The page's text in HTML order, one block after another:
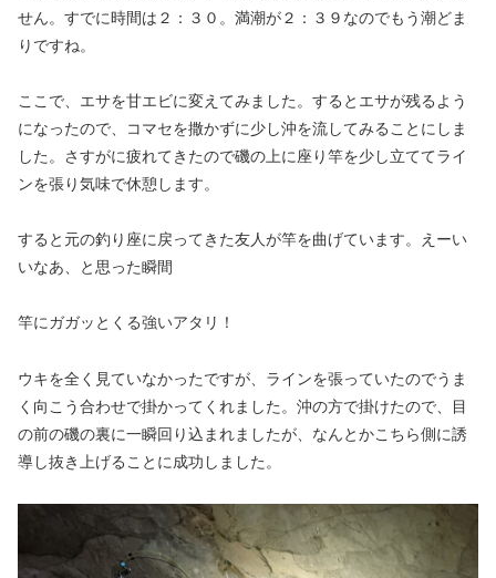
せん。すでに時間は２：３０。満潮が２：３９なのでもう潮どま
りですね。
ここで、エサを甘エビに変えてみました。するとエサが残るよう
になったので、コマセを撒かずに少し沖を流してみることにしま
した。さすがに疲れてきたので磯の上に座り竿を少し立ててライ
ンを張り気味で休憩します。
すると元の釣り座に戻ってきた友人が竿を曲げています。えーい
いなあ、と思った瞬間
竿にガガッとくる強いアタリ！
ウキを全く見ていなかったですが、ラインを張っていたのでうま
く向こう合わせで掛かってくれました。沖の方で掛けたので、目
の前の磯の裏に一瞬回り込まれましたが、なんとかこちら側に誘
導し抜き上げることに成功しました。